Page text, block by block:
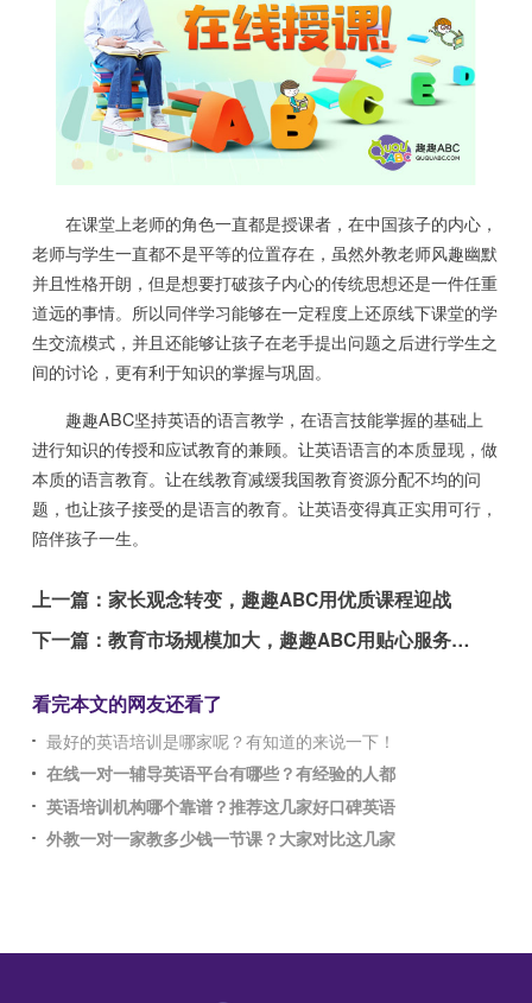
在课堂上老师的角色一直都是授课者，在中国孩子的内心，
老师与学生一直都不是平等的位置存在，虽然外教老师风趣幽默
并且性格开朗，但是想要打破孩子内心的传统思想还是一件任重
道远的事情。所以同伴学习能够在一定程度上还原线下课堂的学
生交流模式，并且还能够让孩子在老手提出问题之后进行学生之
间的讨论，更有利于知识的掌握与巩固。
趣趣ABC坚持英语的语言教学，在语言技能掌握的基础上
进行知识的传授和应试教育的兼顾。让英语语言的本质显现，做
本质的语言教育。让在线教育减缓我国教育资源分配不均的问
题，也让孩子接受的是语言的教育。让英语变得真正实用可行，
陪伴孩子一生。
上一篇：家长观念转变，趣趣ABC用优质课程迎战
下一篇：
教育市场规模加大，趣趣ABC用贴心服务回馈家长
看完本文的网友还看了
最好的英语培训是哪家呢？有知道的来说一下！
在线一对一辅导英语平台有哪些？有经验的人都
英语培训机构哪个靠谱？推荐这几家好口碑英语
外教一对一家教多少钱一节课？大家对比这几家